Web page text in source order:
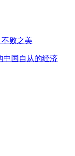
败之美
中国自从的经济